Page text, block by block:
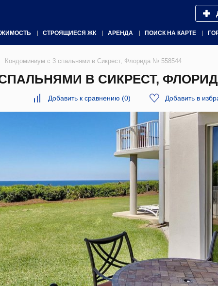
СТРОЯЩИЕСЯ ЖК АРЕНДА ПОИСК НА КАРТЕ
Кондоминиум с 3 спальнями в Сикрест, Флорида № 558544
В СИКРЕСТ,
Добавить к сравнению (0) Добавить в